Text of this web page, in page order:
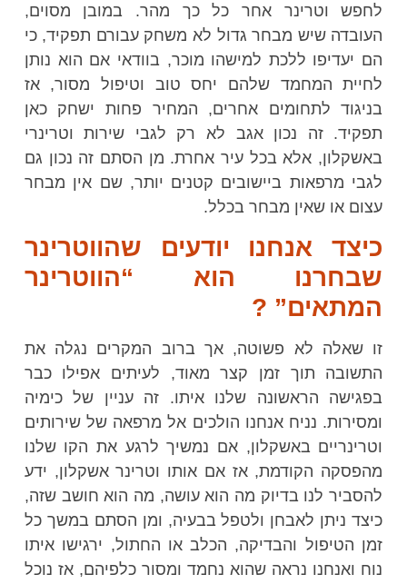
לחפש וטרינר אחר כל כך מהר. במובן מסוים,
העובדה שיש מבחר גדול לא משחק עבורם תפקיד, כי
הם יעדיפו ללכת למישהו מוכר, בוודאי אם הוא נותן
לחיית המחמד שלהם יחס טוב וטיפול מסור, אז
בניגוד לתחומים אחרים, המחיר פחות ישחק כאן
תפקיד. זה נכון אגב לא רק לגבי שירות וטרינרי
באשקלון, אלא בכל עיר אחרת. מן הסתם זה נכון גם
לגבי מרפאות ביישובים קטנים יותר, שם אין מבחר
עצום או שאין מבחר בכלל.
כיצד אנחנו יודעים שהווטרינר
שבחרנו הוא “הווטרינר
המתאים” ?
זו שאלה לא פשוטה, אך ברוב המקרים נגלה את
התשובה תוך זמן קצר מאוד, לעיתים אפילו כבר
בפגישה הראשונה שלנו איתו. זה עניין של כימיה
ומסירות. נניח אנחנו הולכים אל מרפאה של שירותים
וטרינריים באשקלון, אם נמשיך לרגע את הקו שלנו
מהפסקה הקודמת, אז אם אותו וטרינר אשקלון, ידע
להסביר לנו בדיוק מה הוא עושה, מה הוא חושב שזה,
כיצד ניתן לאבחן ולטפל בבעיה, ומן הסתם במשך כל
זמן הטיפול והבדיקה, הכלב או החתול, ירגישו איתו
נוח ואנחנו נראה שהוא נחמד ומסור כלפיהם, אז נוכל